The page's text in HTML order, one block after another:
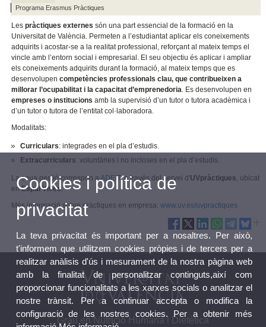
Programa Erasmus Pràctiques
Lespràctiques externes són una part essencial de la formació en la
Universitat de València. Permeten a l’estudiantat aplicar els coneixements
adquirits i acostar-se a la realitat professional, reforçant al mateix temps el
vincle amb l’entorn social i empresarial. El seu objectiu és aplicar i ampliar
els coneixements adquirits durant la formació, al mateix temps que es
desenvolupencompetències professionals clau, que contribueixen a
millorar l’ocupabilitat i la capacitat d’emprenedoria. Es desenvolupen en
empreses o institucionsamb la supervisió d’un tutor o tutora acadèmica i
d’un tutor o tutora de l’entitat col·laboradora.
Modalitats:
Curriculars: integrades en el pla d’estudis.
Extracurriculars: voluntàries i no incloses en el pla d’estudis.
La seua gestió correspon aADEIT, a través del servei d'UVpràctiques, ubicat
enEspai Vives.
Més informació sobre pràctiques en empresa:www.uv.es/uvpractiques
Grau en Nutrició Humana i Dietètica
Cookies i política de
privacitat
La teva privacitat és important per a nosaltres. Per això,
t'informem que utilitzem cookies pròpies i de tercers per a
realitzar anàlisis d'ús i mesurament de la nostra pàgina web
amb la finalitat de personalitzar continguts,així com
proporcionar funcionalitats a les xarxes socials o analitzar el
nostre trànsit. Per a continuar accepta o modifica la
configuració de les nostres cookies. Per a obtenir més